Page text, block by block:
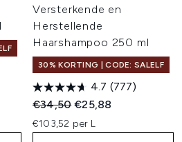
Versterkende en
Herstellende
Haarshampoo 250 ml
30% KORTING | CODE: SALELF
4.7 (777)
Recommended Retail Price:
€34,50Huidige prijs:
€25,88
€103,52 per L